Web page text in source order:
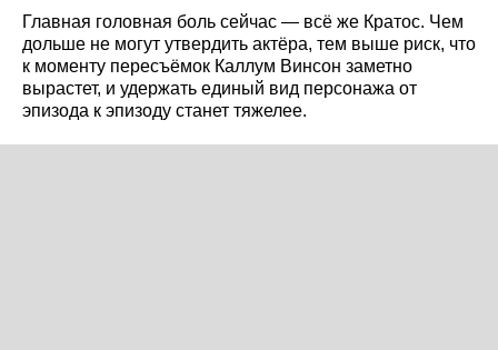
Главная головная боль сейчас — всё же Кратос. Чем
дольше не могут утвердить актёра, тем выше риск, что
к моменту пересъёмок Каллум Винсон заметно
вырастет, и удержать единый вид персонажа от
эпизода к эпизоду станет тяжелее.